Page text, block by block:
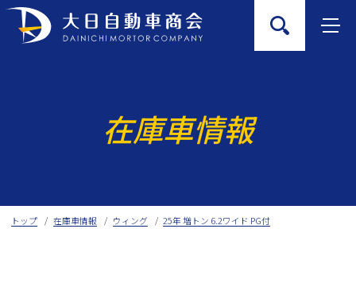
Skip
content
在庫車情報
トップ 在庫車情報 ウィング 25年 増トン 6.2ワイド PG付